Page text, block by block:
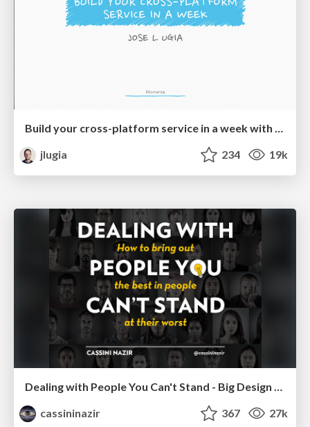
Build your cross-platform service in a week with App Engine
jlugia
234 19k
cassininazir
367 27k